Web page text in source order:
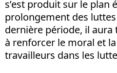
s’est produit sur le plan
prolongement des
dernière période, il aura
à renforcer le moral et
travailleurs dans les